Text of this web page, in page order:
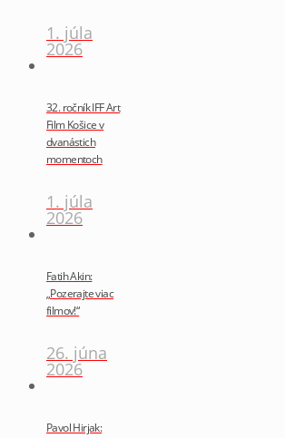
1. júla
2026
32. ročník IFF Art
Film Košice v
dvanástich
momentoch
1. júla
2026
Fatih Akin:
„Pozerajte viac
filmov!“
26. júna
2026
Pavol Hirjak: